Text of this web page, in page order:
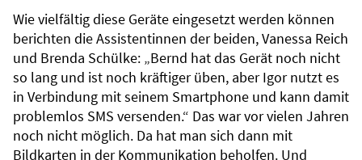
Wie vielfältig diese Geräte eingesetzt werden können
berichten die Assistentinnen der beiden, Vanessa Reich
und Brenda Schülke: „Bernd hat das Gerät noch nicht
so lang und ist noch kräftiger üben, aber Igor nutzt es
in Verbindung mit seinem Smartphone und kann damit
problemlos SMS versenden.“ Das war vor vielen Jahren
noch nicht möglich. Da hat man sich dann mit
Bildkarten in der Kommunikation beholfen. Und